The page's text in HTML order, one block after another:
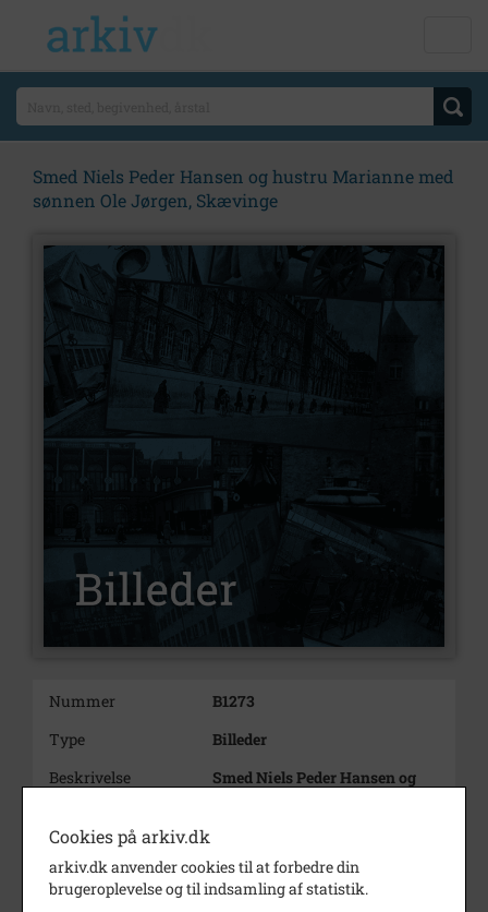
Smed Niels Peder Hansen og hustru Marianne med
sønnen Ole Jørgen, Skævinge
Nummer
B1273
Type
Billeder
Beskrivelse
Smed Niels Peder Hansen og
1. fra venstre: Ole Jørgen
Hansen
Cookies på arkiv.dk
arkiv.dk anvender cookies til at forbedre din
brugeroplevelse og til indsamling af statistik.